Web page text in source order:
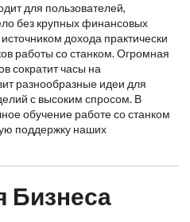
для пользователей,
без крупных финансовых
дохода практически
работы со станком. Огромная
сократит часы на
разнообразные идеи для
с высоким спросом. В
обучение работе со станком
поддержку наших
Бизнеса